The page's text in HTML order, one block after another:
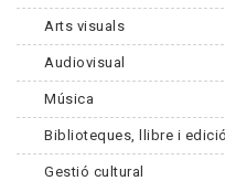
Arts visuals
Audiovisual
Música
Biblioteques, llibre i edició
Gestió cultural